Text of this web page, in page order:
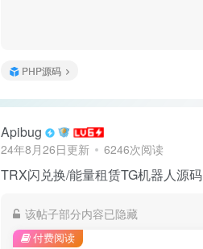
PHP源码
Apibug
24年8月26日更新 6246次阅读
TRX闪兑换/能量租赁TG机器人源码
该帖子部分内容已隐藏
付费阅读